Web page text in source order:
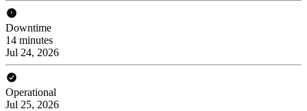
Downtime
14 minutes
Jul 24, 2026
Operational
Jul 25, 2026